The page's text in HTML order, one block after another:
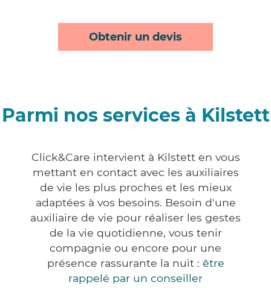
Obtenir un devis
Parmi nos services à Kilstett
Click&Care intervient à Kilstett en vous
mettant en contact avec les auxiliaires
de vie les plus proches et les mieux
adaptées à vos besoins. Besoin d'une
auxiliaire de vie pour réaliser les gestes
de la vie quotidienne, vous tenir
compagnie ou encore pour une
présence rassurante la nuit : être
rappelé par un conseiller